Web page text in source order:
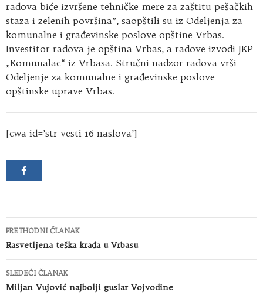
radova biće izvršene tehničke mere za zaštitu pešačkih
staza i zelenih površina”, saopštili su iz Odeljenja za
komunalne i građevinske poslove opštine Vrbas.
Investitor radova je opština Vrbas, a radove izvodi JKP
„Komunalac“ iz Vrbasa. Stručni nadzor radova vrši
Odeljenje za komunalne i građevinske poslove
opštinske uprave Vrbas.
[cwa id=’str-vesti-16-naslova’]
Kretanje
članaka
PRETHODNI ČLANAK
Rasvetljena teška krađa u Vrbasu
SLEDEĆI ČLANAK
Miljan Vujović najbolji guslar Vojvodine